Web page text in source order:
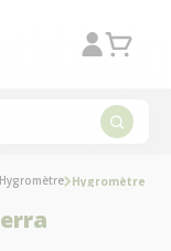
Hygromètre